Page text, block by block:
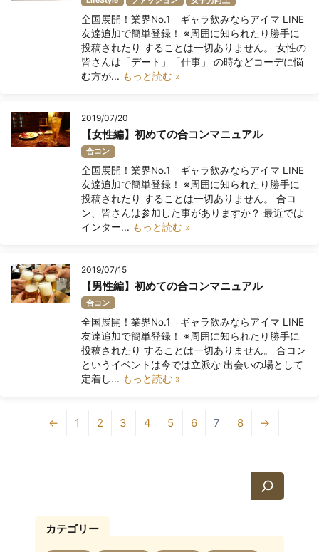
全国展開！業界No.1 ギャラ飲みならアイマ LINE
友達追加で簡単登録！ ※周囲に知られたり勝手に
投稿されたり することは一切ありません。 女性の
皆さんは「デート」「仕事」 の時などコーデに悩
む方が... もっと読む »
2019/07/20
【女性編】初めての合コンマニュアル
合コン
全国展開！業界No.1 ギャラ飲みならアイマ LINE
友達追加で簡単登録！ ※周囲に知られたり勝手に
投稿されたり することは一切ありません。 合コ
ン、皆さんは参加した事がありますか？ 最近では
インター... もっと読む »
2019/07/15
【男性編】初めての合コンマニュアル
合コン
全国展開！業界No.1 ギャラ飲みならアイマ LINE
友達追加で簡単登録！ ※周囲に知られたり勝手に
投稿されたり することは一切ありません。 合コン
というイベントは今では立派な 出会いの場として
定着し... もっと読む »
← 1 2 3 4 5 6 7 8 →
カテゴリー